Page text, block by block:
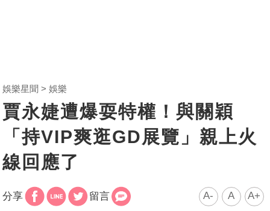
娛樂星聞 娛樂
賈永婕遭爆耍特權！與關穎
「持VIP爽逛GD展覽」親上火
線回應了
分享 留言 A- A A+